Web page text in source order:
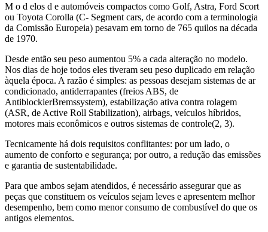
M o d elos d e automóveis compactos como Golf, Astra, Ford Scort
ou Toyota Corolla (C- Segment cars, de acordo com a terminologia
da Comissão Europeia) pesavam em torno de 765 quilos na década
de 1970.
Desde então seu peso aumentou 5% a cada alteração no modelo.
Nos dias de hoje todos eles tiveram seu peso duplicado em relação
àquela época. A razão é simples: as pessoas desejam sistemas de ar
condicionado, antiderrapantes (freios ABS, de
AntiblockierBremssystem), estabilização ativa contra rolagem
(ASR, de Active Roll Stabilization), airbags, veículos híbridos,
motores mais econômicos e outros sistemas de controle(2, 3).
Tecnicamente há dois requisitos conflitantes: por um lado, o
aumento de conforto e segurança; por outro, a redução das emissões
e garantia de sustentabilidade.
Para que ambos sejam atendidos, é necessário assegurar que as
peças que constituem os veículos sejam leves e apresentem melhor
desempenho, bem como menor consumo de combustível do que os
antigos elementos.